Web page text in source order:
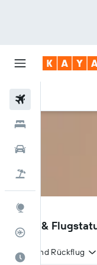
Flugstatus
Die beste Zeit
CPP
Flüge &
Hin- und Rückflug